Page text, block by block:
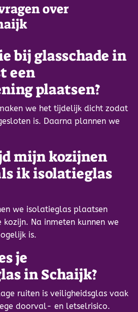
over
bij glasschade in
een
plaatsen?
we het tijdelijk dicht zodat
is. Daarna plannen we
mijn kozijnen
ik isolatieglas
we isolatieglas plaatsen
kozijn. Na inmeten kunnen we
is.
je
in Schaijk?
ruiten is veiligheidsglas vaak
doorval- en letselrisico.